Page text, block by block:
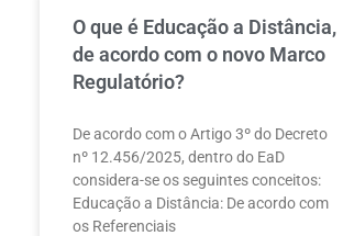
O que é Educação a Distância,
de acordo com o novo Marco
Regulatório?
De acordo com o Artigo 3º do Decreto
nº 12.456/2025, dentro do EaD
considera-se os seguintes conceitos:
Educação a Distância: De acordo com
os Referenciais